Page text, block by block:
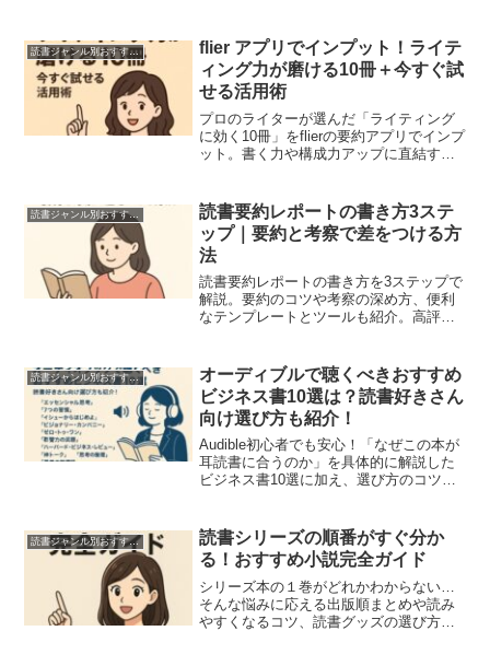
読書ジャンル別おすすめ本
flier アプリでインプット！ライテ
ィング力が磨ける10冊＋今すぐ試
せる活用術
プロのライターが選んだ「ライティング
に効く10冊」をflierの要約アプリでインプ
ット。書く力や構成力アップに直結する1
読書ジャンル別おすすめ本
読書要約レポートの書き方3ステ
ップ｜要約と考察で差をつける方
法
読書要約レポートの書き方を3ステップで
解説。要約のコツや考察の深め方、便利
なテンプレートとツールも紹介。高評価
読書ジャンル別おすすめ本
オーディブルで聴くべきおすすめ
ビジネス書10選は？読書好きさん
向け選び方も紹介！
Audible初心者でも安心！「なぜこの本が
耳読書に合うのか」を具体的に解説した
ビジネス書10選に加え、選び方のコツ・
せたい方におすすめ。
読書ジャンル別おすすめ本
読書シリーズの順番がすぐ分か
る！おすすめ小説完全ガイド
シリーズ本の１巻がどれかわからない…
そんな悩みに応える出版順まとめや読み
やすくなるコツ、読書グッズの選び方を